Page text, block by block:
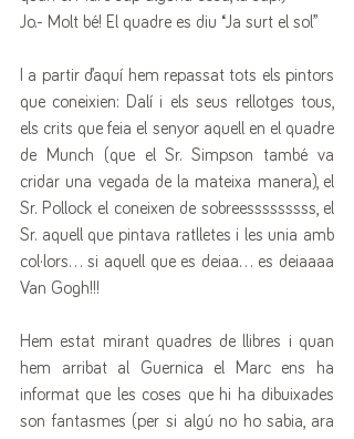
Jo.- Molt bé! El quadre es diu “Ja surt el sol”
I a partir d’aquí hem repassat tots els pintors
que coneixien: Dalí i els seus rellotges tous,
els crits que feia el senyor aquell en el quadre
de Munch (que el Sr. Simpson també va
cridar una vegada de la mateixa manera), el
Sr. Pollock el coneixen de sobreesssssssss, el
Sr. aquell que pintava ratlletes i les unia amb
col·lors... si aquell que es deiaa... es deiaaaa
Van Gogh!!!
Hem estat mirant quadres de llibres i quan
hem arribat al Guernica el Marc ens ha
informat que les coses que hi ha dibuixades
son fantasmes (per si algú no ho sabia, ara